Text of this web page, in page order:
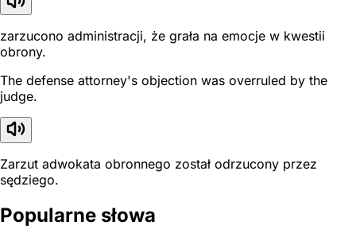
zarzucono administracji, że grała na emocje w kwestii
obrony.
The defense attorney's objection was overruled by the
judge.
Zarzut adwokata obronnego został odrzucony przez
sędziego.
Popularne słowa